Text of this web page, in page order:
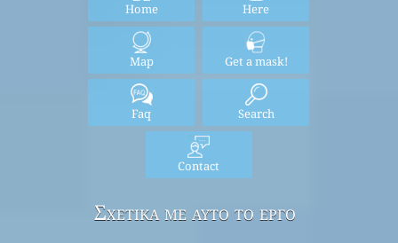
Home Here
Map Get a mask!
Faq Search
Contact
Σχετικά με αυτό το έργο